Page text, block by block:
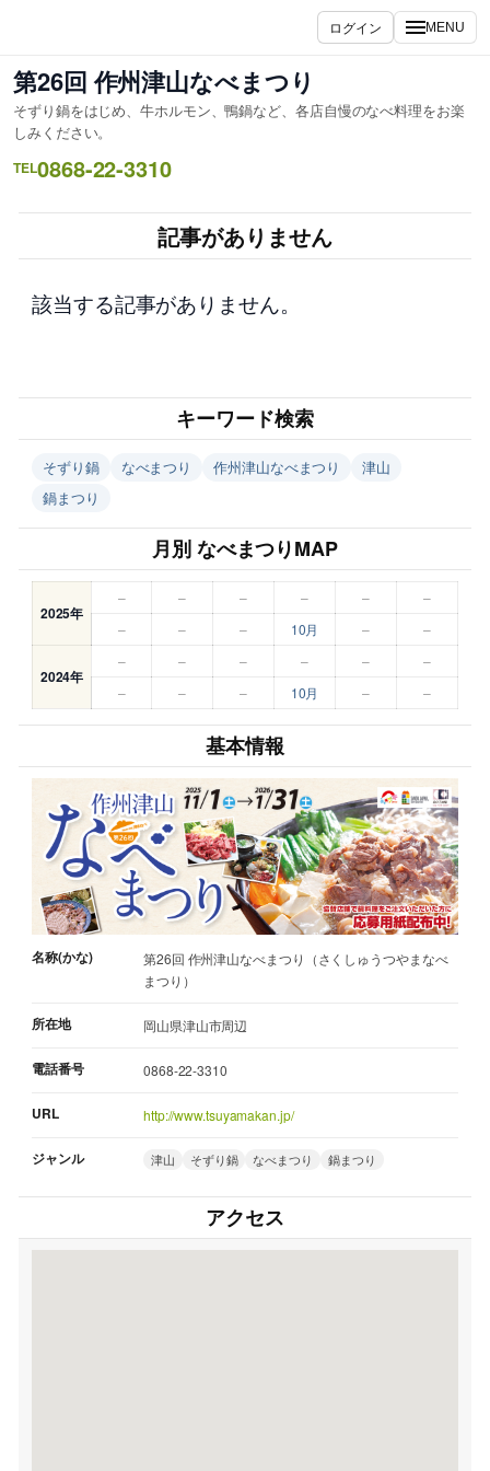
を
ス
キ
ッ
プ
ログイン MENU
第26回 作州津山なべまつり
そずり鍋をはじめ、牛ホルモン、鴨鍋など、各店自慢のなべ料理をお楽
しみください。
TEL0868-22-3310
記事がありません
該当する記事がありません。
キーワード検索
そずり鍋 なべまつり 作州津山なべまつり
津山
鍋まつり
月別 なべまつりMAP
2025年
– – – – –
–
–
– – 10月 – –
2024年
– – – – –
–
–
– – 10月 – –
基本情報
名称(かな)
第26回 作州津山なべまつり（さくしゅうつやまなべ
まつり）
所在地 岡山県津山市周辺
電話番号 0868-22-3310
URL http://www.tsuyamakan.jp/
ジャンル 津山 そずり鍋 なべまつり 鍋まつり
アクセス